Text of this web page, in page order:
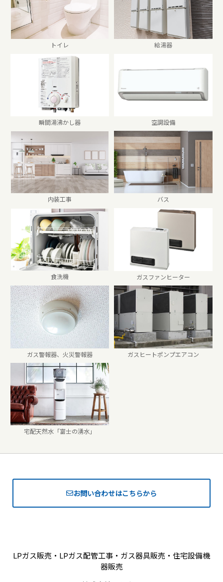
トイレ 給湯器
瞬間湯沸かし器 空調設備
内装工事 バス
食洗機 ガスファンヒーター
ガス警報器、火災警報器 ガスヒートポンプエアコン
宅配天然水「富士の湧水」
お問い合わせはこちらから
LPガス販売・LPガス配管工事・ガス器具販売・住宅設備機
器販売